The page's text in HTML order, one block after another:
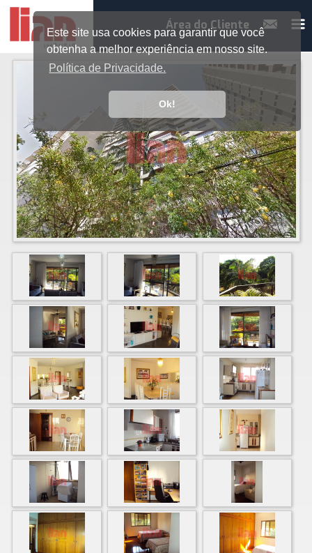
Este site usa cookies para garantir que você
obtenha a melhor experiência em nosso site.
Política de Privacidade.
Ok!
Área do Cliente